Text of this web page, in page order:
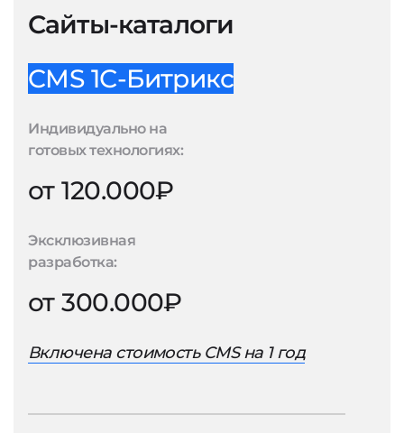
Сайты-каталоги
CMS 1С-Битрикс
Индивидуально на
готовых технологиях:
от 120.000₽
Эксклюзивная
разработка:
от 300.000₽
Включена стоимость CMS на 1 год